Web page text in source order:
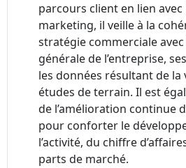
parcours client en lien
marketing, il veille à la
stratégie commerciale
générale de l’entreprise,
les données résultant de la
études de terrain. Il est
de l’amélioration continue
pour conforter le
l’activité, du chiffre
parts de marché.